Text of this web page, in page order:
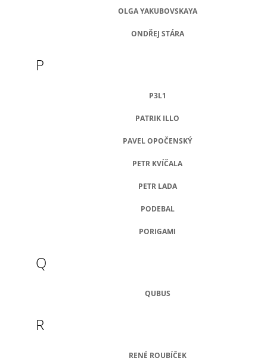
OLGA YAKUBOVSKAYA
ONDŘEJ STÁRA
P
P3L1
PATRIK ILLO
PAVEL OPOČENSKÝ
PETR KVÍČALA
PETR LADA
PODEBAL
PORIGAMI
Q
QUBUS
R
RENÉ ROUBÍČEK